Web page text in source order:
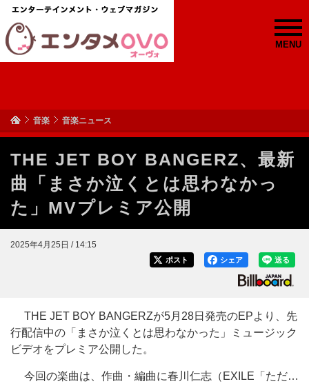
MENU
音楽 音楽ニュース
THE JET BOY BANGERZ、最新
曲「まさか泣くとは思わなかっ
た」MVプレミア公開
2025年4月25日 / 14:15
送る
シェア
ポスト
THE JET BOY BANGERZが5月28日発売のEPより、先
行配信中の「まさか泣くとは思わなかった」ミュージック
ビデオをプレミア公開した。
今回の楽曲は、作曲・編曲に春川仁志（EXILE「ただ…